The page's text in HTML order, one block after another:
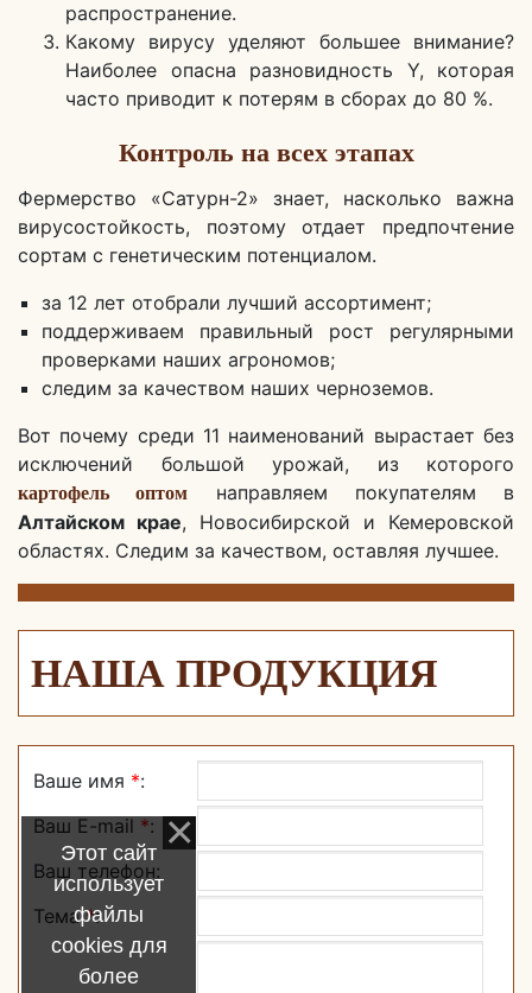
распространение.
Какому вирусу уделяют большее внимание?
Наиболее опасна разновидность Y, которая
часто приводит к потерям в сборах до 80 %.
Контроль на всех этапах
Фермерство «Сатурн-2» знает, насколько важна
вирусостойкость, поэтому отдает предпочтение
сортам с генетическим потенциалом.
за 12 лет отобрали лучший ассортимент;
поддерживаем правильный рост регулярными
проверками наших агрономов;
следим за качеством наших черноземов.
Вот почему среди 11 наименований вырастает без
исключений большой урожай, из которого
картофель оптом
направляем покупателям в
Алтайском крае, Новосибирской и Кемеровской
областях. Следим за качеством, оставляя лучшее.
НАША ПРОДУКЦИЯ
Ваше имя *:
Ваш E-mail *:
Ваш телефон:
Тема*:
Этот сайт
использует
файлы
cookies для
более